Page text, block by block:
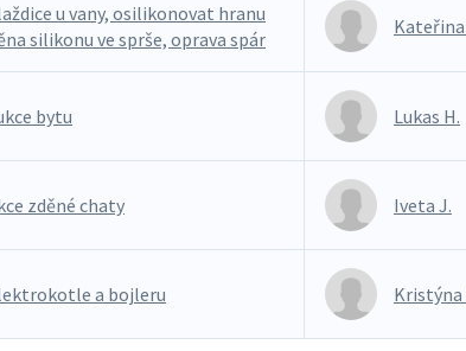
u vany, osilikonovat hranu
silikonu ve sprše, oprava spár
Kateřina
bytu Lukas H.
zděné chaty Iveta J.
a bojleru Kristýna